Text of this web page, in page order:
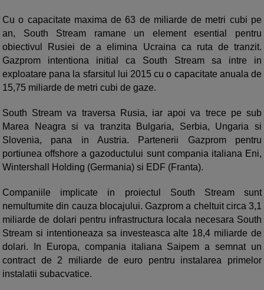
Cu o capacitate maxima de 63 de miliarde de metri cubi pe
an, South Stream ramane un element esential pentru
obiectivul Rusiei de a elimina Ucraina ca ruta de tranzit.
Gazprom intentiona initial ca South Stream sa intre in
exploatare pana la sfarsitul lui 2015 cu o capacitate anuala de
15,75 miliarde de metri cubi de gaze.
South Stream va traversa Rusia, iar apoi va trece pe sub
Marea Neagra si va tranzita Bulgaria, Serbia, Ungaria si
Slovenia, pana in Austria. Partenerii Gazprom pentru
portiunea offshore a gazoductului sunt compania italiana Eni,
Wintershall Holding (Germania) si EDF (Franta).
Companiile implicate in proiectul South Stream sunt
nemultumite din cauza blocajului. Gazprom a cheltuit circa 3,1
miliarde de dolari pentru infrastructura locala necesara South
Stream si intentioneaza sa investeasca alte 18,4 miliarde de
dolari. In Europa, compania italiana Saipem a semnat un
contract de 2 miliarde de euro pentru instalarea primelor
instalatii subacvatice.